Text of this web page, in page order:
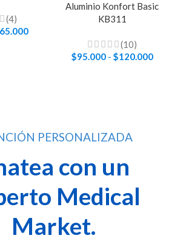
(4)
65.000El
producto
variantes.
Las
la
producto
Aluminio Konfort Basic
KB311
(10)
$95.000 - $120.000Rango
PERSONALIZADA
con un
Medical
Market.